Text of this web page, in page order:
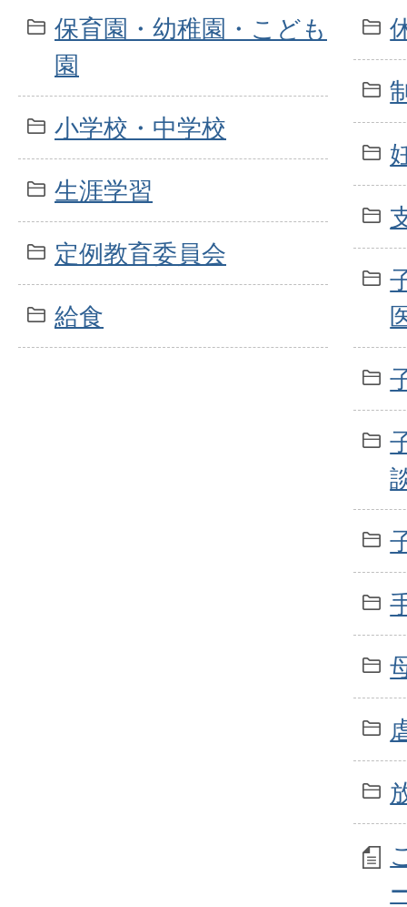
保育園・幼稚園・こども
園
小学校・中学校
生涯学習
定例教育委員会
給食